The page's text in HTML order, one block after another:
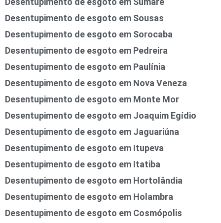
Desentupimento de esgoto em Sousas
Desentupimento de esgoto em Sorocaba
Desentupimento de esgoto em Pedreira
Desentupimento de esgoto em Paulínia
Desentupimento de esgoto em Nova Veneza
Desentupimento de esgoto em Monte Mor
Desentupimento de esgoto em Joaquim Egídio
Desentupimento de esgoto em Jaguariúna
Desentupimento de esgoto em Itupeva
Desentupimento de esgoto em Itatiba
Desentupimento de esgoto em Hortolândia
Desentupimento de esgoto em Holambra
Desentupimento de esgoto em Cosmópolis